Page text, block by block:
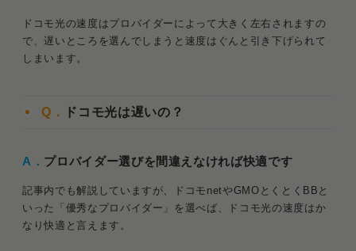
ドコモ光の速度はプロバイダーによって大きく左右されますの
で、遅いところを選んでしまうと速度はぐんと引き下げられて
しまいます。
Q． ドコモ光は遅いの？
A． プロバイダー選びを間違えなければ快適です
記事内でも解説していますが、ドコモnetやGMOとくとくBBと
いった「優秀なプロバイダー」を選べば、ドコモ光の速度はか
なり快適と言えます。